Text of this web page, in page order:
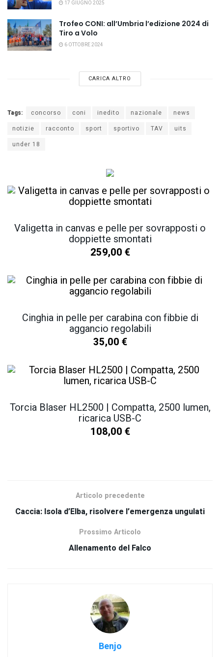
17 GIUGNO 2025
Trofeo CONI: all’Umbria l’edizione 2024 di
Tiro a Volo
6 OTTOBRE 2024
CARICA ALTRO
Tags: concorso coni inedito nazionale
news
notizie
racconto sport sportivo TAV
uits
under 18
Valigetta in canvas e pelle per sovrapposti o
doppiette smontati
259,00 €
Cinghia in pelle per carabina con fibbie di
aggancio regolabili
35,00 €
Torcia Blaser HL2500 | Compatta, 2500 lumen,
ricarica USB-C
108,00 €
Articolo precedente
Caccia: Isola d’Elba, risolvere l’emergenza ungulati
Prossimo Articolo
Allenamento del Falco
Benjo